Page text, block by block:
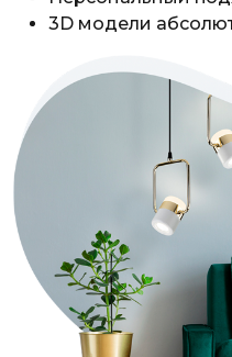
3D модели